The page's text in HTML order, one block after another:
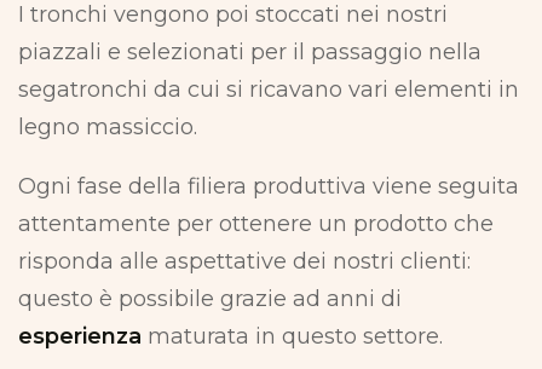
I tronchi vengono poi stoccati nei nostri
piazzali e selezionati per il passaggio nella
segatronchi da cui si ricavano vari elementi in
legno massiccio.
Ogni fase della filiera produttiva viene seguita
attentamente per ottenere un prodotto che
risponda alle aspettative dei nostri clienti:
questo è possibile grazie ad anni di
esperienza maturata in questo settore.